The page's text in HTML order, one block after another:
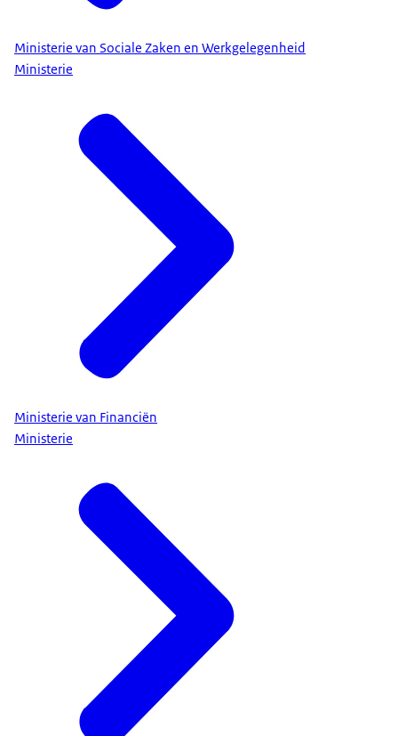
Ministerie van Sociale Zaken en Werkgelegenheid
Ministerie
Ministerie van Financiën
Ministerie